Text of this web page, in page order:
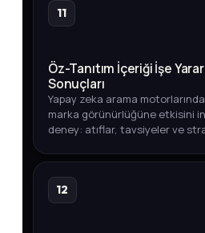
11
Öz-Tanıtım İçeriği İşe
Sonuçları
Yapay zeka arama
marka görünürlüğüne etkisini
deney: atıflar, tavsiyeler ve
12